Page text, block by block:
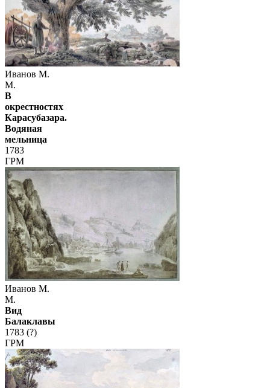
Иванов М.
М.
В
окрестностях
Карасубазара.
Водяная
мельница
1783
ГРМ
Иванов М.
М.
Вид
Балаклавы
1783 (?)
ГРМ